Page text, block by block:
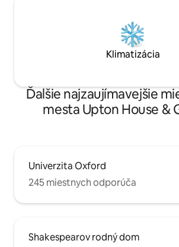
Klimatizácia
Ďalšie najzaujímavejšie
mesta Upton House &
Univerzita Oxford
245 miestnych odporúča
Shakespearov rodný dom